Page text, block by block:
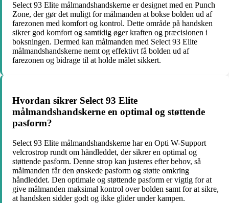
Select 93 Elite målmandshandskerne er designet med en Punch
Zone, der gør det muligt for målmanden at bokse bolden ud af
farezonen med komfort og kontrol. Dette område på handsken
sikrer god komfort og samtidig øger kraften og præcisionen i
boksningen. Dermed kan målmanden med Select 93 Elite
målmandshandskerne nemt og effektivt få bolden ud af
farezonen og bidrage til at holde målet sikkert.
Hvordan sikrer Select 93 Elite
målmandshandskerne en optimal og støttende
pasform?
Select 93 Elite målmandshandskerne har en Opti W-Support
velcrostrop rundt om håndleddet, der sikrer en optimal og
støttende pasform. Denne strop kan justeres efter behov, så
målmanden får den ønskede pasform og støtte omkring
håndleddet. Den optimale og støttende pasform er vigtig for at
give målmanden maksimal kontrol over bolden samt for at sikre,
at handsken sidder godt og ikke glider under kampen.